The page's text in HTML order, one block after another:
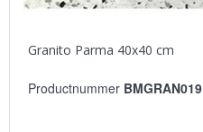
Granito Parma 40x40 cm
Productnummer BMGRAN019